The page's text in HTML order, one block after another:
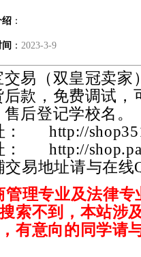
绍：
： 2023-3-9
易（双皇冠卖家
款，免费调试，
后登记学校名。
： http://
： http://
易地址请与在线
管理专业及法律
索不到，本站涉
有意向的同学请